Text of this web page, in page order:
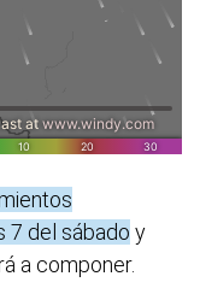
7 del sábado y
a componer.